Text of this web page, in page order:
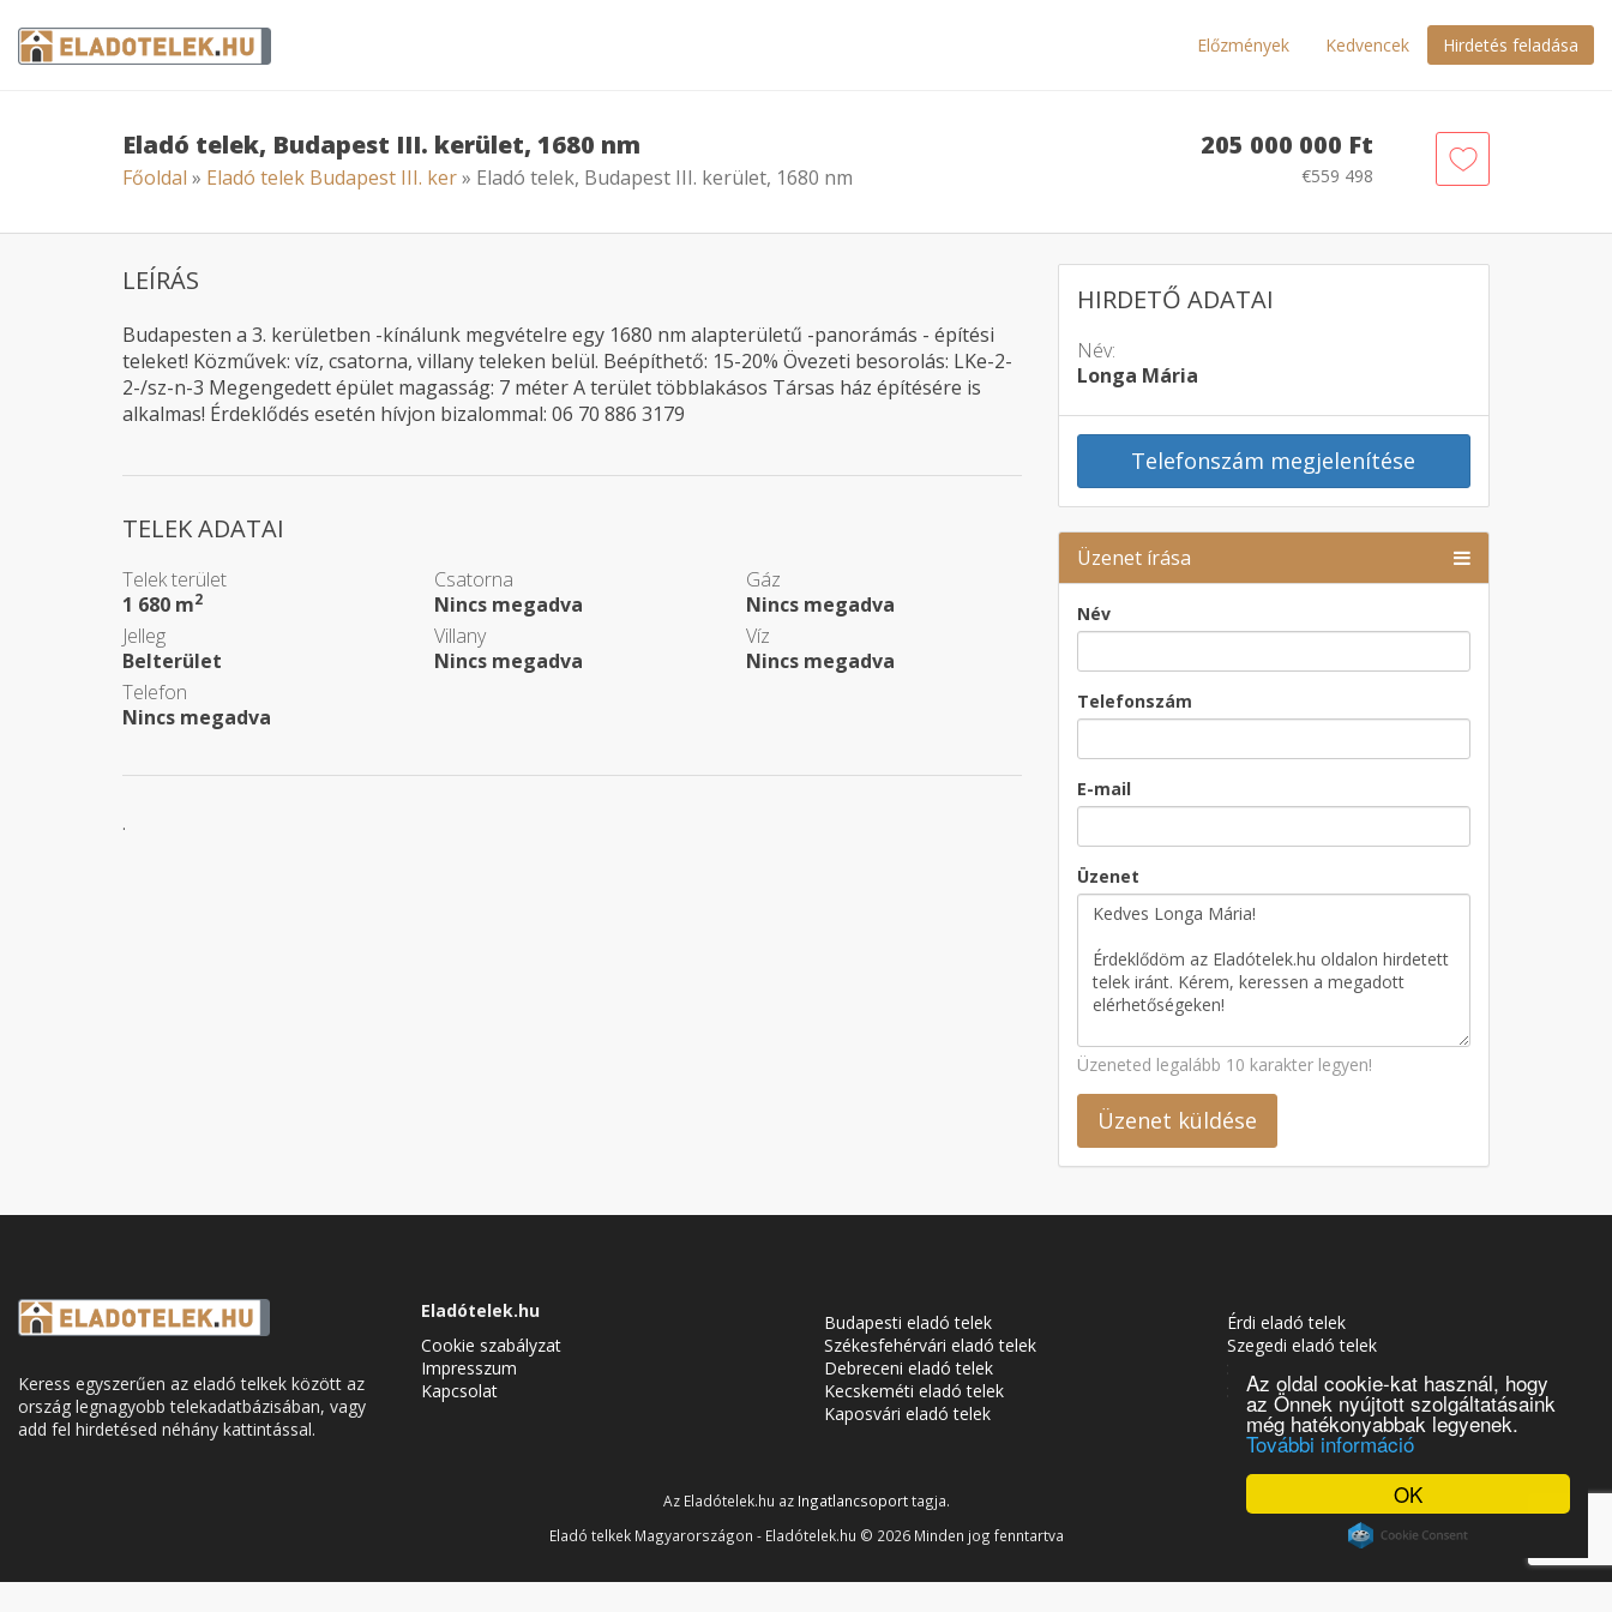
OK
Az oldal cookie-kat használ, hogy
az Önnek nyújtott szolgáltatásaink
még hatékonyabbak legyenek.
További információ
Előzmények Kedvencek Hirdetés feladása
Eladó telek, Budapest III. kerület, 1680 nm
Főoldal » Eladó telek Budapest III. ker» Eladó telek, Budapest III. kerület, 1680 nm
205 000 000 Ft
€559 498
HIRDETŐ ADATAI
Név:
Longa Mária
Telefonszám megjelenítése
Üzenet írása
Név
Telefonszám
E-mail
Üzenet
Üzeneted legalább 10 karakter legyen!
Üzenet küldése
LEÍRÁS
Budapesten a 3. kerületben -kínálunk megvételre egy 1680 nm alapterületű -panorámás - építési
teleket! Közművek: víz, csatorna, villany teleken belül. Beépíthető: 15-20% Övezeti besorolás: LKe-2-
2-/sz-n-3 Megengedett épület magasság: 7 méter A terület többlakásos Társas ház építésére is
alkalmas! Érdeklődés esetén hívjon bizalommal: 06 70 886 3179
TELEK ADATAI
Telek terület
1 680 m2
Csatorna
Nincs megadva
Gáz
Nincs megadva
Jelleg
Belterület
Villany
Nincs megadva
Víz
Nincs megadva
Telefon
Nincs megadva
.
Keress egyszerűen az eladó telkek között az
ország legnagyobb telekadatbázisában, vagy
add fel hirdetésed néhány kattintással.
Eladótelek.hu
Cookie szabályzat
Impresszum
Kapcsolat
Budapesti eladó telek
Székesfehérvári eladó telek
Debreceni eladó telek
Kecskeméti eladó telek
Kaposvári eladó telek
Érdi eladó telek
Szegedi eladó telek
Soproni eladó telek
Siófoki eladó telek
Tatabányai eladó telek
Az Eladótelek.hu az Ingatlancsoporttagja.
Eladó telkek Magyarországon - Eladótelek.hu © 2026 Minden jog fenntartva